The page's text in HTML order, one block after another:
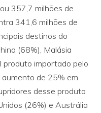
357,7 milhões de
341,6 milhões de
destinos do
(68%), Malásia
produto importado pelo
de 25% em
desse produto
(26%) e Austrália